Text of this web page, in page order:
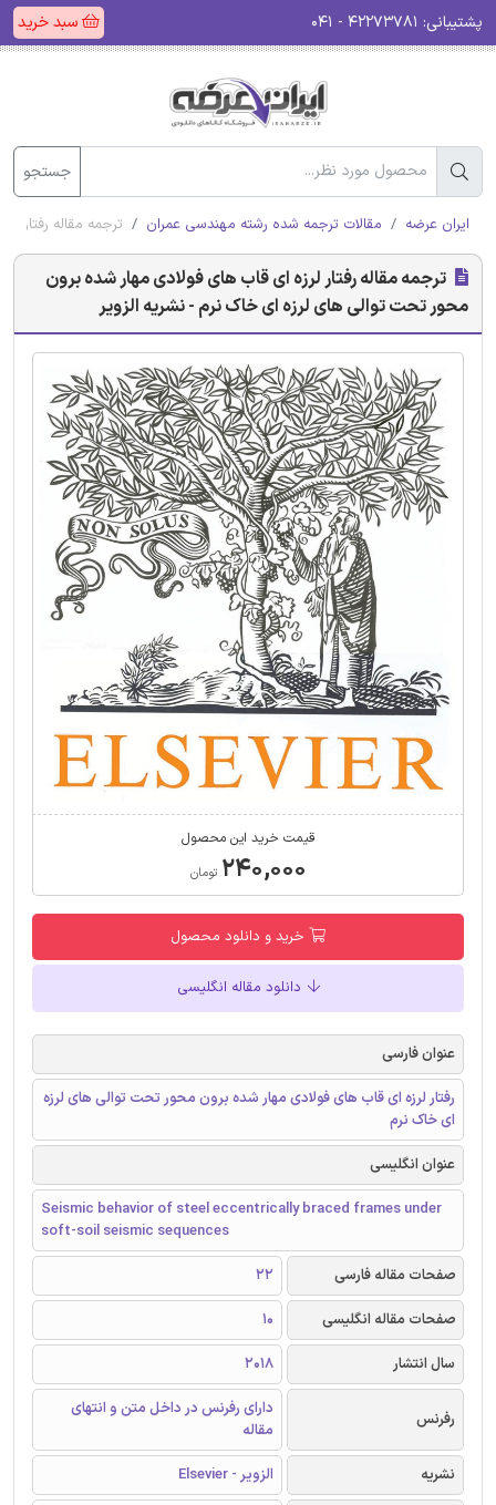
پشتیبانی: سبد خرید
جستجو
ایران عرضه مقالات ترجمه شده رشته مهندسی عمران ترجمه مقاله رفتار
ترجمه مقاله رفتار لرزه ای قاب های فولادی مهار شده برون
محور تحت توالی های لرزه ای خاک نرم - نشریه الزویر
قیمت خرید این محصول
۲۴۰,۰۰۰ تومان
خرید و دانلود محصول
دانلود مقاله انگلیسی
عنوان فارسی
رفتار لرزه ای قاب های فولادی مهار شده برون محور تحت توالی های لرزه
ای خاک نرم
عنوان انگلیسی
Seismic behavior of steel eccentrically braced frames under
soft-soil seismic sequences
صفحات مقاله فارسی
22
صفحات مقاله انگلیسی
10
سال انتشار
2018
رفرنس
دارای رفرنس در داخل متن و انتهای
مقاله
نشریه
الزویر - Elsevier